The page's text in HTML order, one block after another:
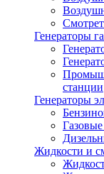
Генераторы
станции
Генераторы
Жидкости и